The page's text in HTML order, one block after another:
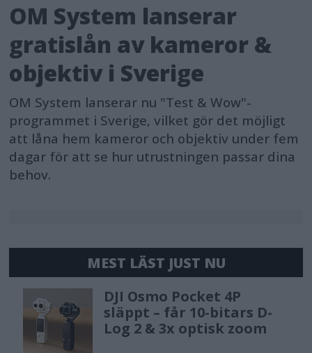
OM System lanserar
gratislån av kameror &
objektiv i Sverige
OM System lanserar nu "Test & Wow"-
programmet i Sverige, vilket gör det möjligt
att låna hem kameror och objektiv under fem
dagar för att se hur utrustningen passar dina
behov.
MEST LÄST JUST NU
DJI Osmo Pocket 4P
släppt – får 10-bitars D-
Log 2 & 3x optisk zoom